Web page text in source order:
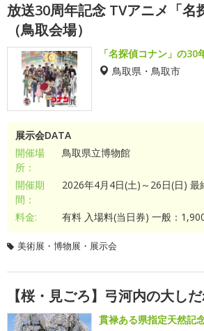
放送30周年記念 TVアニメ「名
（鳥取会場）
「名探偵コナン」の30
鳥取県・鳥取市
展示会DATA
開催場
所：
鳥取県立博物館
開催期
間：
2026年4月4日(土)～26日(日) 最
料金: 有料 入場料(当日券) 一般：
美術展・博物展・展示会
【桜・見ごろ】弓河内の大し
貫禄ある県指定天然記